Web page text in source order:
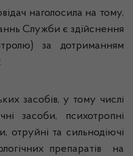
наголосила на тому,
Служби є здійснення
за дотриманням
засобів, у тому числі
засоби, психотропні
отруйні та сильнодіючі
препаратів на